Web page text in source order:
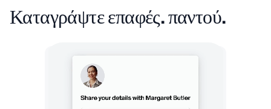
Καταγράψτε επαφές.παντού.